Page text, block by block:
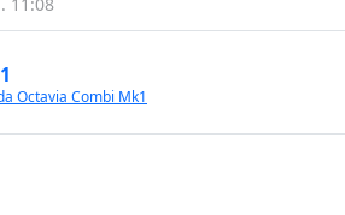
11:08
Octavia Combi Mk1